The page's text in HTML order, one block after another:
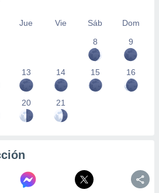
Jue Vie Sáb
Dom
8
9
13 14 15 16
20 21